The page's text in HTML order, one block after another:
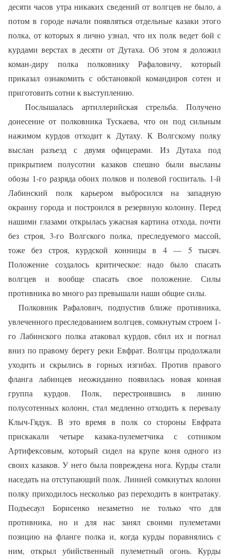
десяти часов утра никаких сведений от волгцев не было, а
потом в городе начали появляться отдельные казаки этого
полка, от которых я лично узнал, что их полк ведет бой с
курдами верстах в десяти от Дутаха. Об этом я доложил
коман-диру полка полковнику Рафаловичу, который
приказал ознакомить с обстановкой командиров сотен и
приготовить сотни к выступлению.
Послышалась артиллерийская стрельба. Получено
донесение от полковника Тускаева, что он под сильным
нажимом курдов отходит к Дутаху. К Волгскому полку
выслан разъезд с двумя офицерами. Из Дутаха под
прикрытием полусотни казаков спешно были высланы
обозы 1-го разряда обоих полков и полевой госпиталь. 1-й
Лабинский полк карьером выбросился на западную
окраину города и построился в резервную колонну. Перед
нашими глазами открылась ужасная картина отхода, почти
без строя, 3-го Волгского полка, преследуемого массой,
тоже без строя, курдской конницы в 4 — 5 тысяч.
Положение создалось критическое: надо было спасать
волгцев и вообще спасать свое положение. Силы
противника во много раз превышали наши общие силы.
Полковник Рафалович, подпустив ближе противника,
увлеченного преследованием волгцев, сомкнутым строем 1-
го Лабинского полка атаковал курдов, сбил их и погнал
вниз по правому берегу реки Евфрат. Волгцы продолжали
уходить и скрылись в горных изгибах. Против правого
фланга лабинцев неожиданно появилась новая конная
группа курдов. Полк, перестроившись в линию
полусотенных колонн, стал медленно отходить к перевалу
Клыч-Гядук. В это время в полк со стороны Евфрата
прискакали четыре казака-пулеметчика с сотником
Артифексовым, который сидел на крупе коня одного из
своих казаков. У него была повреждена нога. Курды стали
наседать на отступающий полк. Линией сомкнутых колонн
полку приходилось несколько раз переходить в контратаку.
Подъесаул Борисенко незаметно не только что для
противника, но и для нас занял своими пулеметами
позицию на фланге полка и, когда курды поравнялись с
ним, открыл убийственный пулеметный огонь. Курды